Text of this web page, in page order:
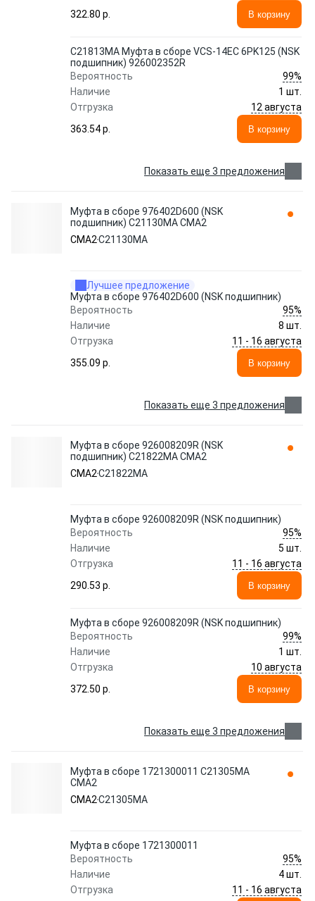
322.80 p.
В корзину
C21813MA Муфта в сборе VCS-14EC 6PK125 (NSK
подшипник) 926002352R
Вероятность
99%
Наличие
1 шт.
Отгрузка
12 августа
363.54 p.
В корзину
Показать еще 3 предложения
Муфта в сборе 976402D600 (NSK
подшипник) C21130MA CMA2
CMA2C21130MA
Лучшее предложение
Муфта в сборе 976402D600 (NSK подшипник)
Вероятность
95%
Наличие
8 шт.
Отгрузка
11 - 16 августа
355.09 p.
В корзину
Показать еще 3 предложения
Муфта в сборе 926008209R (NSK
подшипник) C21822MA CMA2
CMA2C21822MA
Муфта в сборе 926008209R (NSK подшипник)
Вероятность
95%
Наличие
5 шт.
Отгрузка
11 - 16 августа
290.53 p.
В корзину
Муфта в сборе 926008209R (NSK подшипник)
Вероятность
99%
Наличие
1 шт.
Отгрузка
10 августа
372.50 p.
В корзину
Показать еще 3 предложения
Муфта в сборе 1721300011 C21305MA
CMA2
CMA2C21305MA
Муфта в сборе 1721300011
Вероятность
95%
Наличие
4 шт.
Отгрузка
11 - 16 августа